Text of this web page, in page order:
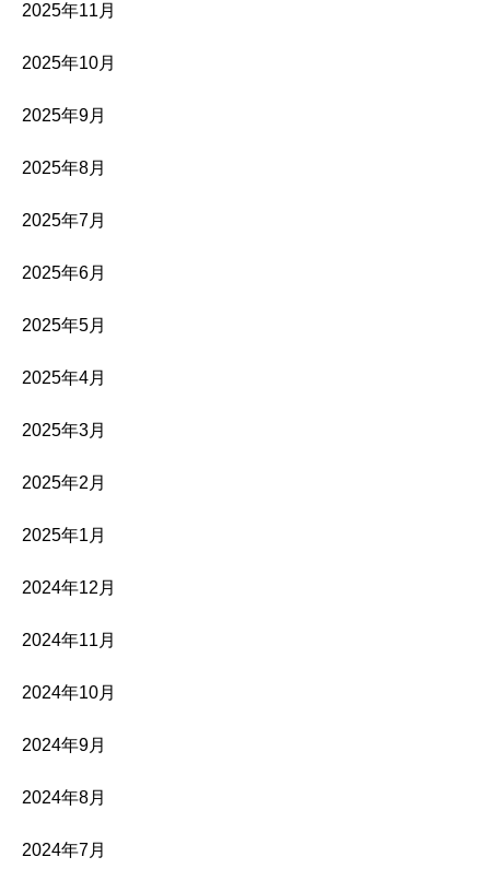
2025年11月
2025年10月
2025年9月
2025年8月
2025年7月
2025年6月
2025年5月
2025年4月
2025年3月
2025年2月
2025年1月
2024年12月
2024年11月
2024年10月
2024年9月
2024年8月
2024年7月